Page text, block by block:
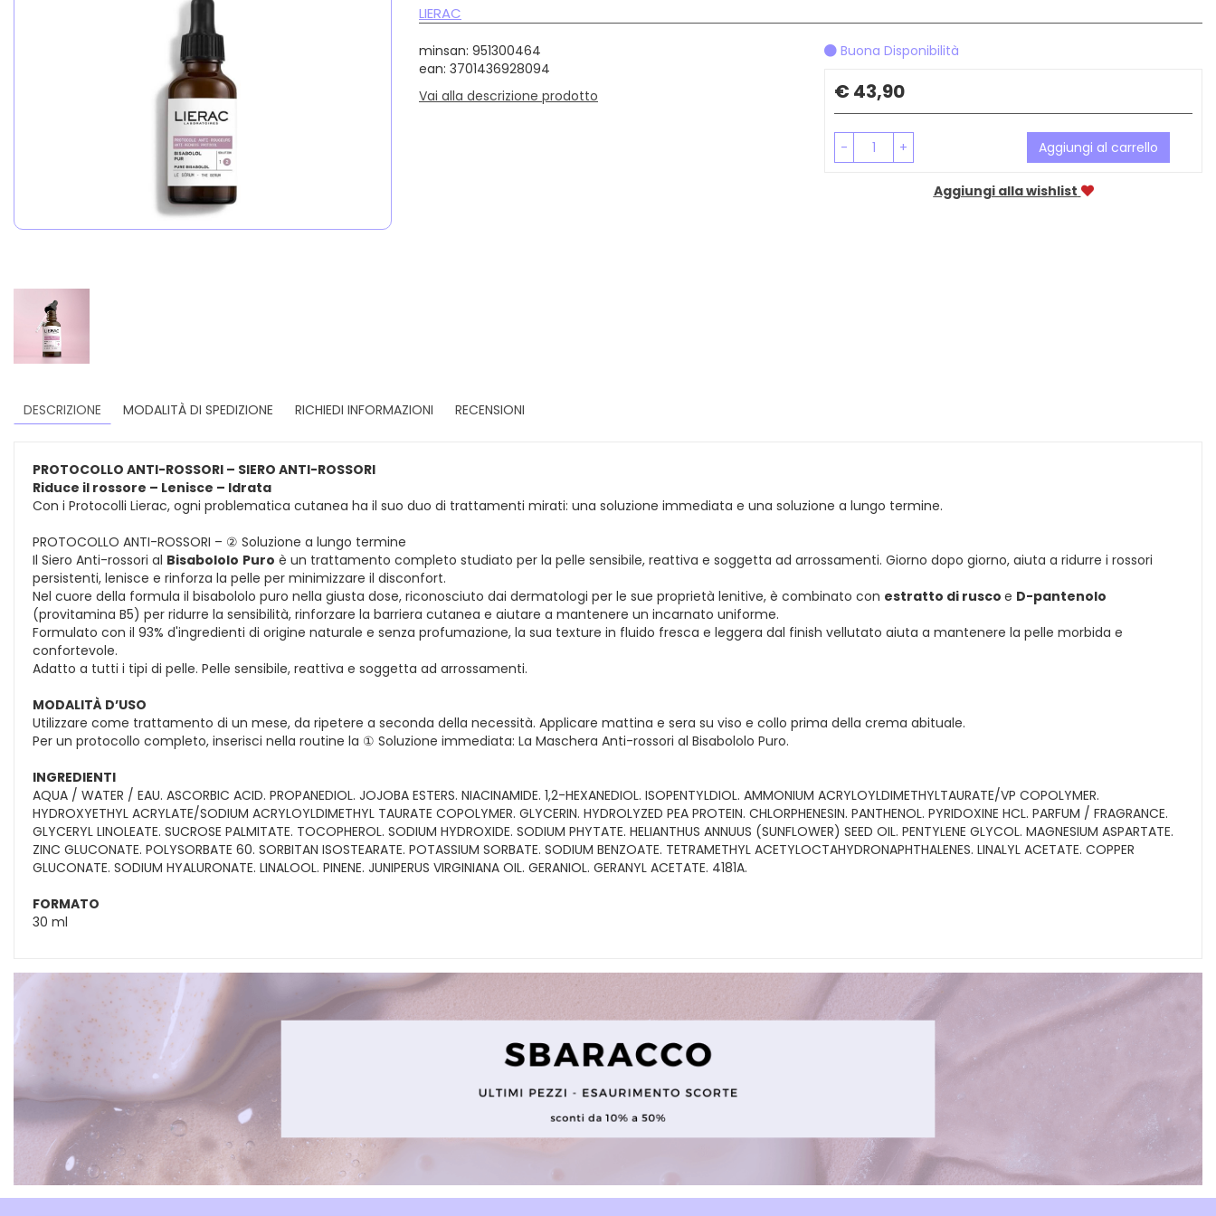
LIERAC
minsan: 951300464
ean: 3701436928094
Vai alla descrizione prodotto
Buona Disponibilità
Prezzo
€ 43,90
- + Aggiungi al carrello
Aggiungi alla wishlist
DESCRIZIONE MODALITÀ DI SPEDIZIONE RICHIEDI INFORMAZIONI RECENSIONI
PROTOCOLLO ANTI-ROSSORI – SIERO ANTI-ROSSORI
Riduce il rossore – Lenisce – Idrata
Con i Protocolli Lierac, ogni problematica cutanea ha il suo duo di trattamenti mirati: una soluzione immediata e una soluzione a lungo termine.
PROTOCOLLO ANTI-ROSSORI – ② Soluzione a lungo termine
Il Siero Anti-rossori al Bisabololo Puro è un trattamento completo studiato per la pelle sensibile, reattiva e soggetta ad arrossamenti. Giorno dopo giorno, aiuta a ridurre i rossori
persistenti, lenisce e rinforza la pelle per minimizzare il disconfort.
Nel cuore della formula il bisabololo puro nella giusta dose, riconosciuto dai dermatologi per le sue proprietà lenitive, è combinato con estratto di rusco e D-pantenolo
(provitamina B5) per ridurre la sensibilità, rinforzare la barriera cutanea e aiutare a mantenere un incarnato uniforme.
Formulato con il 93% d'ingredienti di origine naturale e senza profumazione, la sua texture in fluido fresca e leggera dal finish vellutato aiuta a mantenere la pelle morbida e
confortevole.
Adatto a tutti i tipi di pelle. Pelle sensibile, reattiva e soggetta ad arrossamenti.
MODALITÀ D’USO
Utilizzare come trattamento di un mese, da ripetere a seconda della necessità. Applicare mattina e sera su viso e collo prima della crema abituale.
Per un protocollo completo, inserisci nella routine la ① Soluzione immediata: La Maschera Anti-rossori al Bisabololo Puro.
INGREDIENTI
AQUA / WATER / EAU. ASCORBIC ACID. PROPANEDIOL. JOJOBA ESTERS. NIACINAMIDE. 1,2-HEXANEDIOL. ISOPENTYLDIOL. AMMONIUM ACRYLOYLDIMETHYLTAURATE/VP COPOLYMER.
HYDROXYETHYL ACRYLATE/SODIUM ACRYLOYLDIMETHYL TAURATE COPOLYMER. GLYCERIN. HYDROLYZED PEA PROTEIN. CHLORPHENESIN. PANTHENOL. PYRIDOXINE HCL. PARFUM / FRAGRANCE.
GLYCERYL LINOLEATE. SUCROSE PALMITATE. TOCOPHEROL. SODIUM HYDROXIDE. SODIUM PHYTATE. HELIANTHUS ANNUUS (SUNFLOWER) SEED OIL. PENTYLENE GLYCOL. MAGNESIUM ASPARTATE.
ZINC GLUCONATE. POLYSORBATE 60. SORBITAN ISOSTEARATE. POTASSIUM SORBATE. SODIUM BENZOATE. TETRAMETHYL ACETYLOCTAHYDRONAPHTHALENES. LINALYL ACETATE. COPPER
GLUCONATE. SODIUM HYALURONATE. LINALOOL. PINENE. JUNIPERUS VIRGINIANA OIL. GERANIOL. GERANYL ACETATE. 4181A.
FORMATO
30 ml